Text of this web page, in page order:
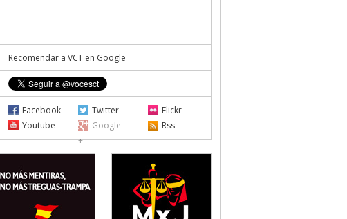
Recomendar a VCT en Google
Facebook Twitter
Flickr
Youtube
Google
+
Rss